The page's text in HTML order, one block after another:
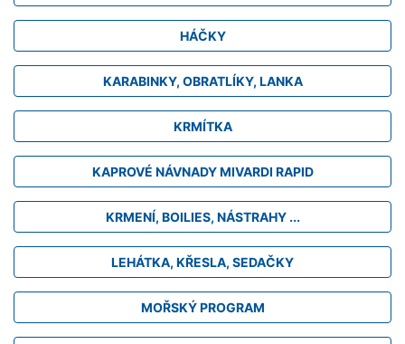
HÁČKY
KARABINKY, OBRATLÍKY, LANKA
KRMÍTKA
KAPROVÉ NÁVNADY MIVARDI RAPID
KRMENÍ, BOILIES, NÁSTRAHY ...
LEHÁTKA, KŘESLA, SEDAČKY
MOŘSKÝ PROGRAM